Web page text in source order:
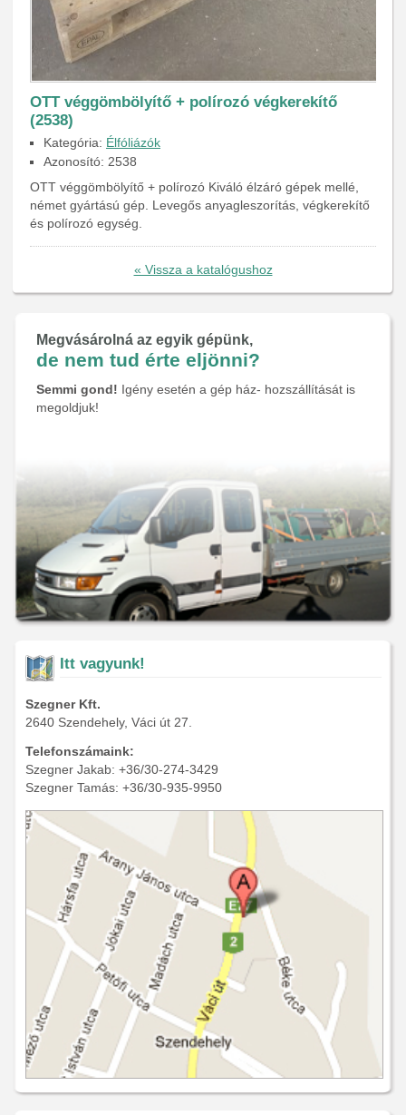
OTT véggömbölyítő + polírozó végkerekítő
(2538)
Kategória: Élfóliázók
Azonosító: 2538
OTT véggömbölyítő + polírozó Kiváló élzáró gépek mellé,
német gyártású gép. Levegős anyagleszorítás, végkerekítő
és polírozó egység.
« Vissza a katalógushoz
Megvásárolná az egyik gépünk,
de nem tud érte eljönni?
Semmi gond! Igény esetén a gép ház- hozszállítását is
megoldjuk!
Itt vagyunk!
Szegner Kft.
2640 Szendehely, Váci út 27.
Telefonszámaink:
Szegner Jakab: +36/30-274-3429
Szegner Tamás: +36/30-935-9950